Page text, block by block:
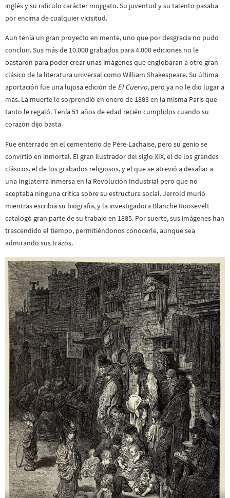
inglés y su ridículo carácter mojigato. Su juventud y su talento pasaba
por encima de cualquier vicisitud.
Aun tenía un gran proyecto en mente, uno que por desgracia no pudo
concluir. Sus más de 10.000 grabados para 4.000 ediciones no le
bastaron para poder crear unas imágenes que englobaran a otro gran
clásico de la literatura universal como William Shakespeare. Su última
aportación fue una lujosa edición de El Cuervo, pero ya no le dio lugar a
más. La muerte le sorprendió en enero de 1883 en la misma París que
tanto le regaló. Tenía 51 años de edad recién cumplidos cuando su
corazón dijo basta.
Fue enterrado en el cementerio de Père-Lachaise, pero su genio se
convirtió en inmortal. El gran ilustrador del siglo XIX, el de los grandes
clásicos, el de los grabados religiosos, y el que se atrevió a desafiar a
una Inglaterra inmersa en la Revolución Industrial pero que no
aceptaba ninguna crítica sobre su estructura social. Jerrold murió
mientras escribía su biografía, y la investigadora Blanche Roosevelt
catalogó gran parte de su trabajo en 1885. Por suerte, sus imágenes han
trascendido el tiempo, permitiéndonos conocerle, aunque sea
admirando sus trazos.